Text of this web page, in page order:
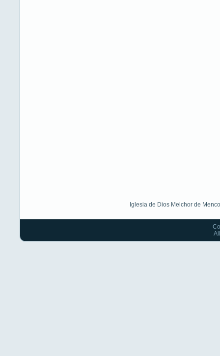
Iglesia de Dios Melchor de